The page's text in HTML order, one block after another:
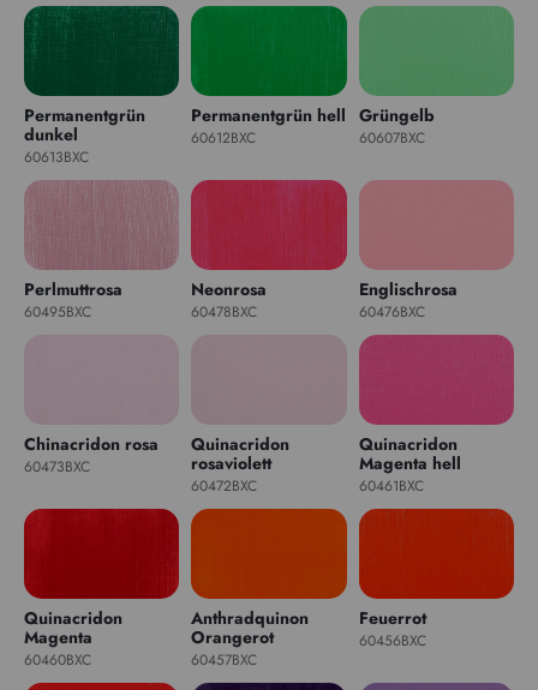
Permanentgrün
dunkel
60613BXC
Permanentgrün hell
60612BXC
Grüngelb
60607BXC
Perlmuttrosa
60495BXC
Neonrosa
60478BXC
Englischrosa
60476BXC
Chinacridon rosa
60473BXC
Quinacridon
rosaviolett
60472BXC
Quinacridon
Magenta hell
60461BXC
Quinacridon
Magenta
60460BXC
Anthradquinon
Orangerot
60457BXC
Feuerrot
60456BXC